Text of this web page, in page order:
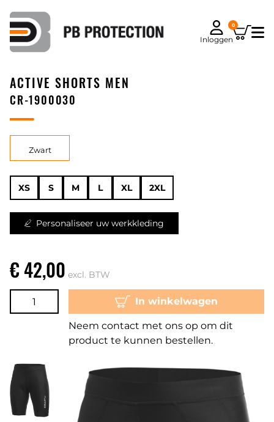
Inloggen
0
ACTIVE SHORTS MEN
CR-1900030
Zwart
XS S M L XL 2XL
Personaliseer uw werkkleding
€ 42,00 excl. BTW
In winkelwagen
Neem contact met ons op om dit
product te kunnen bestellen.